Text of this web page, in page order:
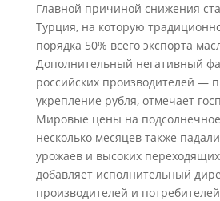
Главной причиной снижения
Турция, на которую
порядка 50% всего экспорта
Дополнительный негативный
российских производителей —
укрепление рубля, отмечает
Мировые цены на
несколько месяцев также
урожаев и высоких
добавляет исполнительный
производителей и